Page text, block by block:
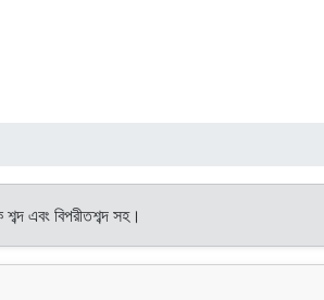
এবং বিপরীতশব্দ সহ।